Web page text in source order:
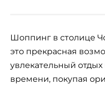
Шоппинг в столице
это прекрасная
увлекательный
времени, покупая